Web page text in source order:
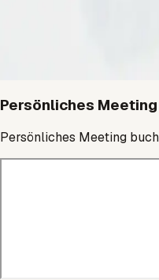
Designorientierte
und Serienfertigung für
Persönliches
Persönliches Meeting